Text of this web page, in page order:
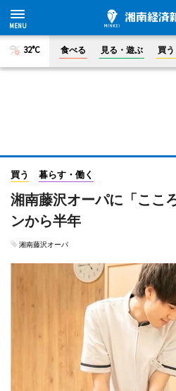
32°C 食べる 見る・遊ぶ 買う
買う 暮らす・働く
湘南藤沢オーパに「こ
ンから半年
湘南藤沢オーパ